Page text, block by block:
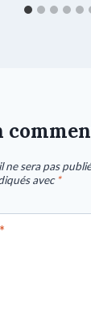
ne sera pas
avec*
*